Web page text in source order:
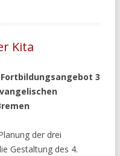
Kita
3
der drei
Gestaltung des 4.